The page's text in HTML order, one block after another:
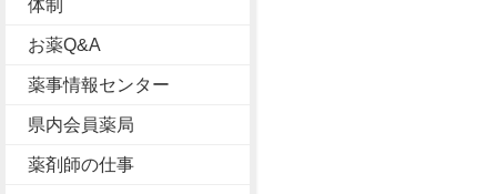
体制
お薬Q&A
薬事情報センター
県内会員薬局
薬剤師の仕事